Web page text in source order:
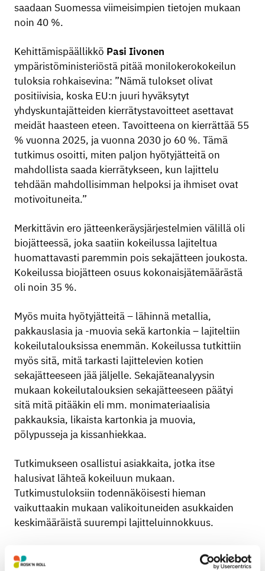
saadaan Suomessa viimeisimpien tietojen mukaan
noin 40 %.
Kehittämispäällikkö Pasi Iivonen
ympäristöministeriöstä pitää monilokerokokeilun
tuloksia rohkaisevina: ”Nämä tulokset olivat
positiivisia, koska EU:n juuri hyväksytyt
yhdyskuntajätteiden kierrätystavoitteet asettavat
meidät haasteen eteen. Tavoitteena on kierrättää 55
% vuonna 2025, ja vuonna 2030 jo 60 %. Tämä
tutkimus osoitti, miten paljon hyötyjätteitä on
mahdollista saada kierrätykseen, kun lajittelu
tehdään mahdollisimman helpoksi ja ihmiset ovat
motivoituneita.”
Merkittävin ero jätteenkeräysjärjestelmien välillä oli
biojätteessä, joka saatiin kokeilussa lajiteltua
huomattavasti paremmin pois sekajätteen joukosta.
Kokeilussa biojätteen osuus kokonaisjätemäärästä
oli noin 35 %.
Myös muita hyötyjätteitä – lähinnä metallia,
pakkauslasia ja -muovia sekä kartonkia – lajiteltiin
kokeilutalouksissa enemmän. Kokeilussa tutkittiin
myös sitä, mitä tarkasti lajittelevien kotien
sekajätteeseen jää jäljelle. Sekajäteanalyysin
mukaan kokeilutalouksien sekajätteeseen päätyi
sitä mitä pitääkin eli mm. monimateriaalisia
pakkauksia, likaista kartonkia ja muovia,
pölypusseja ja kissanhiekkaa.
Tutkimukseen osallistui asiakkaita, jotka itse
halusivat lähteä kokeiluun mukaan.
Tutkimustuloksiin todennäköisesti hieman
vaikuttaakin mukaan valikoituneiden asukkaiden
keskimääräistä suurempi lajitteluinnokkuus.